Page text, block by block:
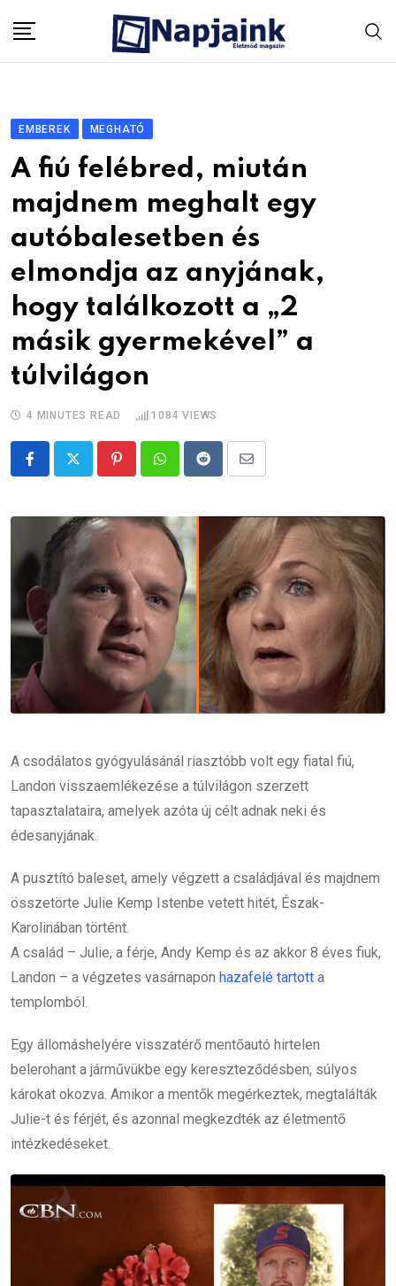
EMBEREK MEGHATÓ
A fiú felébred, miután
majdnem meghalt egy
autóbalesetben és
elmondja az anyjának,
hogy találkozott a „2
másik gyermekével” a
túlvilágon
4 MINUTES READ 1084 VIEWS
PinterestWhatsappRedditShare
Email
A csodálatos gyógyulásánál riasztóbb volt egy fiatal fiú,
Landon visszaemlékezése a túlvilágon szerzett
tapasztalataira, amelyek azóta új célt adnak neki és
édesanyjának.
A pusztító baleset, amely végzett a családjával és majdnem
összetörte Julie Kemp Istenbe vetett hitét, Észak-
Karolinában történt.
A család – Julie, a férje, Andy Kemp és az akkor 8 éves fiuk,
Landon – a végzetes vasárnapon hazafelé tartott a
templomból.
Egy állomáshelyére visszatérő mentőautó hirtelen
belerohant a járművükbe egy kereszteződésben, súlyos
károkat okozva. Amikor a mentők megérkeztek, megtalálták
Julie-t és férjét, és azonnal megkezdték az életmentő
intézkedéseket.